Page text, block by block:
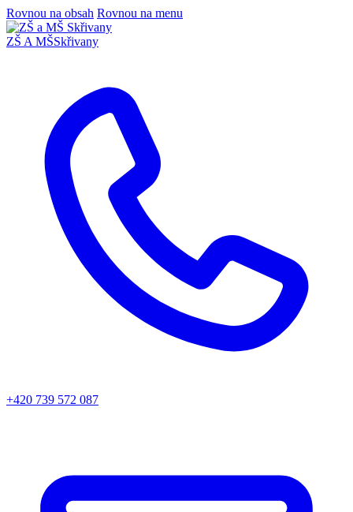
Rovnou na obsah Rovnou na menu
ZŠ A MŠSkřivany
+420 739 572 087